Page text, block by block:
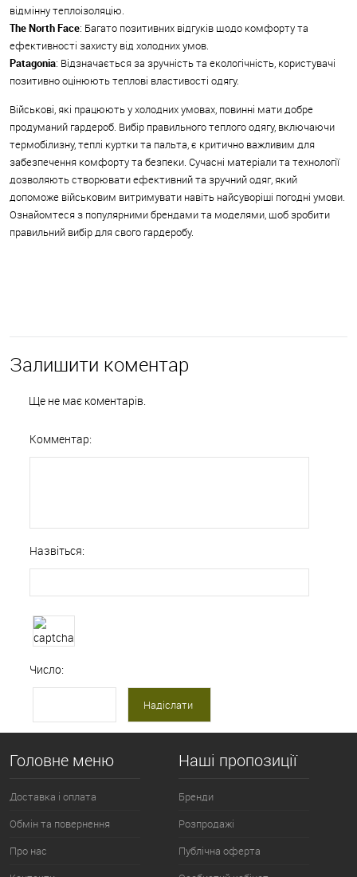
відмінну теплоізоляцію.
The North Face: Багато позитивних відгуків щодо комфорту та
ефективності захисту від холодних умов.
Patagonia: Відзначається за зручність та екологічність, користувачі
позитивно оцінюють теплові властивості одягу.
Військові, які працюють у холодних умовах, повинні мати добре
продуманий гардероб. Вибір правильного теплого одягу, включаючи
термобілизну, теплі куртки та пальта, є критично важливим для
забезпечення комфорту та безпеки. Сучасні матеріали та технології
дозволяють створювати ефективний та зручний одяг, який
допоможе військовим витримувати навіть найсуворіші погодні умови.
Ознайомтеся з популярними брендами та моделями, щоб зробити
правильний вибір для свого гардеробу.
Залишити коментар
Ще не має коментарів.
Комментар:
Назвіться:
Число:
Головне меню
Доставка і оплата
Обмін та повернення
Про нас
Наші пропозиції
Бренди
Розпродажі
Публічна оферта